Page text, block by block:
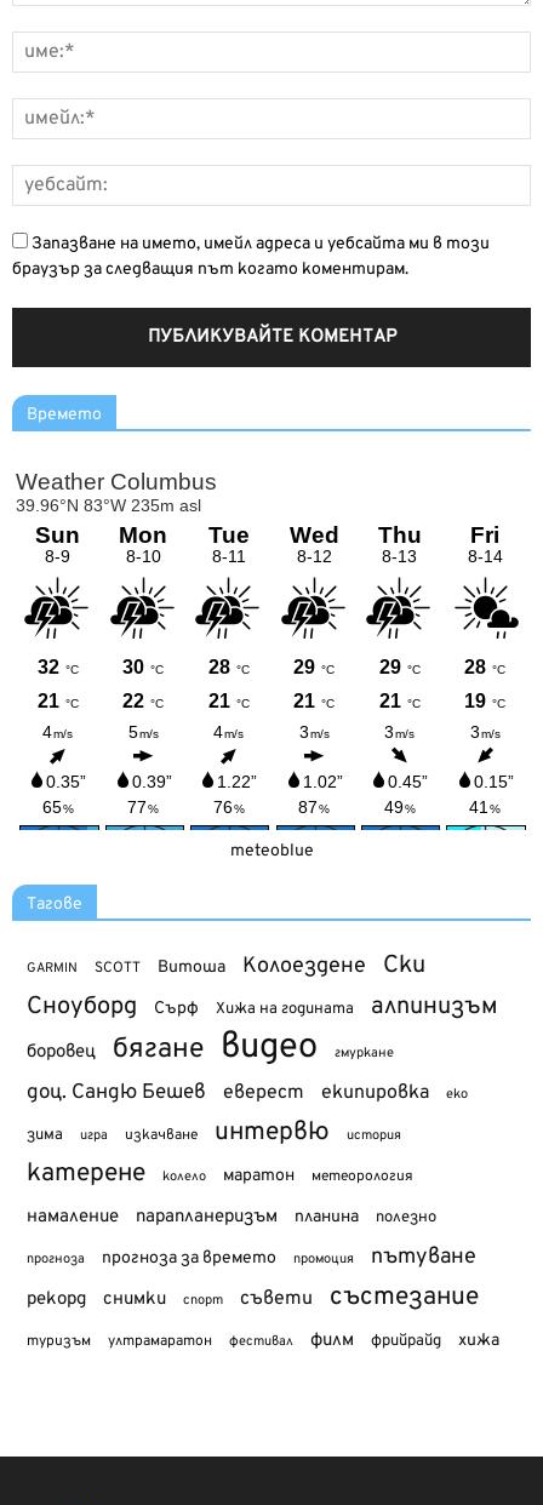
Запазване на името, имейл адреса и уебсайта ми в този
браузър за следващия път когато коментирам.
Времето
meteoblue
Тагове
GARMIN SCOTT Витоша Колоездене Ски
Сноуборд Сърф Хижа на годината алпинизъм
боровец бягане видео гмуркане
доц. Сандю Бешев еверест екипировка еко
зима игра изкачване интервю история
катерене колело маратон метеорология
намаление парапланеризъм планина полезно
прогноза прогноза за времето промоция пътуване
рекорд снимки спорт съвети състезание
туризъм ултрамаратон фестивал филм фрийрайд хижа